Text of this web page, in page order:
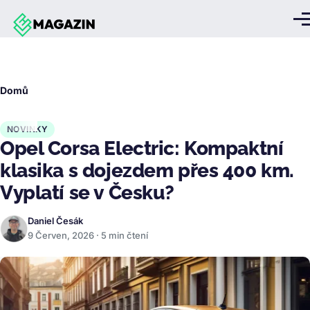
Přejít k hlavnímu obsahu
Domů
NOVINKY
Opel Corsa Electric: Kompaktní
klasika s dojezdem přes 400 km.
Vyplatí se v Česku?
Daniel Česák
9 Červen, 2026 · 5 min čtení